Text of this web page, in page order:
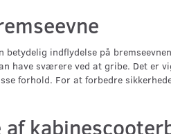
betydelig indflydelse på
have sværere ved at gribe. Det er
forhold. For at forbedre
af